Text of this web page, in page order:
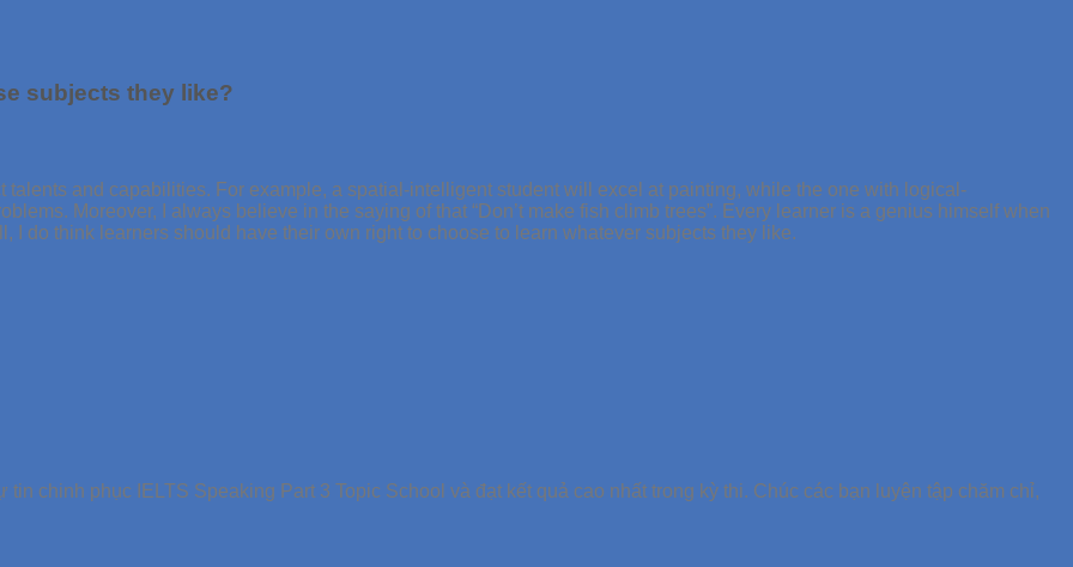
subjects they like?
talents and capabilities. For example, a spatial-intelligent student will excel at painting, while the one with logical-
Moreover, I always believe in the saying of that “Don’t make fish climb trees”. Every learner is a genius himself when
I do think learners should have their own right to choose to learn whatever subjects they like.
chinh phục IELTS Speaking Part 3 Topic School và đạt kết quả cao nhất trong kỳ thi. Chúc các bạn luyện tập chăm chỉ,